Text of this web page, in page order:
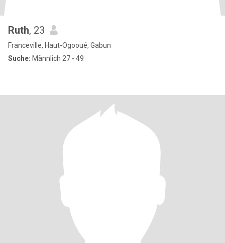
Ruth, 23
Franceville, Haut-Ogooué, Gabun
Suche: Männlich 27 - 49